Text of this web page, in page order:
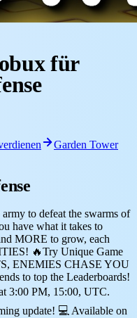
für
Garden Tower
to defeat the swarms of
have what it takes to
MORE to grow, each
🔥Try Unique Game
ENEMIES CHASE YOU
to top the Leaderboards!
3:00 PM, 15:00, UTC.
update! 💻 Available on